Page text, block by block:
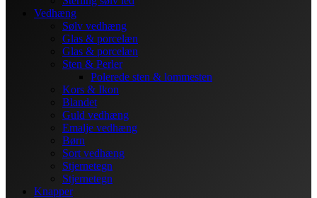
Vedhæng
Sølv vedhæng
Glas & porcelæn
Glas & porcelæn
Sten & Perler
Polerede sten & lommesten
Kors & Ikon
Blandet
Guld vedhæng
Emalje vedhæng
Børn
Sort vedhæng
Stjernetegn
Stjernetegn
Knapper